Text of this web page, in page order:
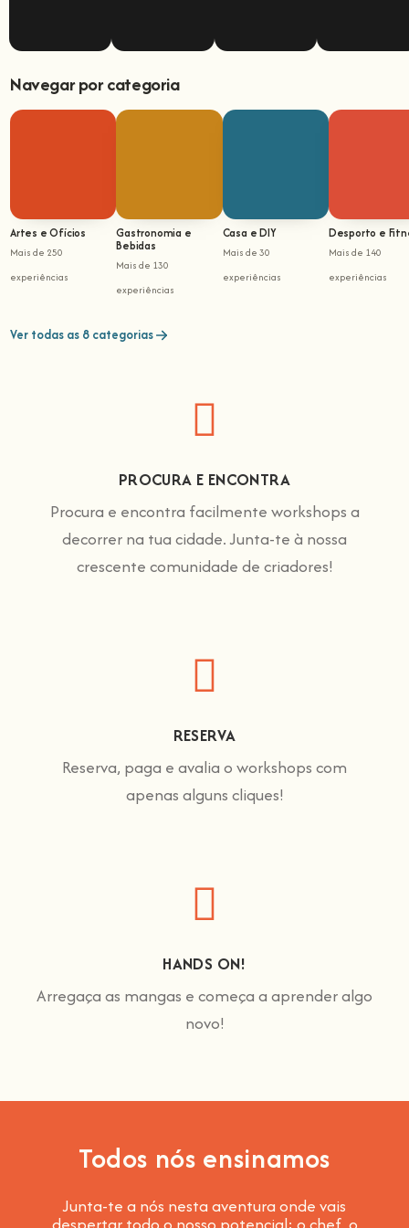
Navegar por categoria
Artes e Ofícios
Mais de 250
experiências
Gastronomia e
Bebidas
Mais de 130
experiências
Casa e DIY
Mais de 30
experiências
Desporto e
Mais de 140
experiências
Ver todas as 8 categorias
PROCURA E ENCONTRA
Procura e encontra facilmente workshops a
decorrer na tua cidade. Junta-te à nossa
crescente comunidade de criadores!
RESERVA
Reserva, paga e avalia o workshops com
apenas alguns cliques!
HANDS ON!
Arregaça as mangas e começa a aprender algo
novo!
Todos nós ensinamos
Junta-te a nós nesta aventura onde vais